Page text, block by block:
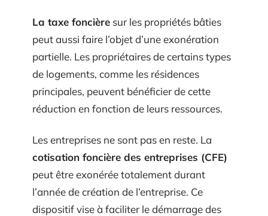
La taxe foncière sur les propriétés bâties
peut aussi faire l’objet d’une exonération
partielle. Les propriétaires de certains types
de logements, comme les résidences
principales, peuvent bénéficier de cette
réduction en fonction de leurs ressources.
Les entreprises ne sont pas en reste. La
cotisation foncière des entreprises (CFE)
peut être exonérée totalement durant
l’année de création de l’entreprise. Ce
dispositif vise à faciliter le démarrage des